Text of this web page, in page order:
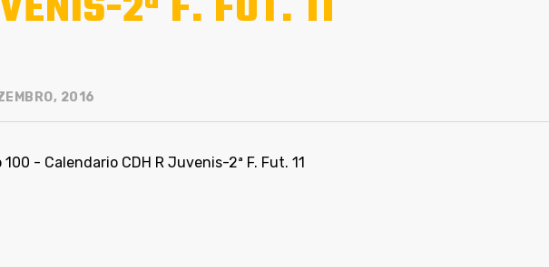
2016
100 - Calendario CDH R Juvenis-2ª F. Fut. 11